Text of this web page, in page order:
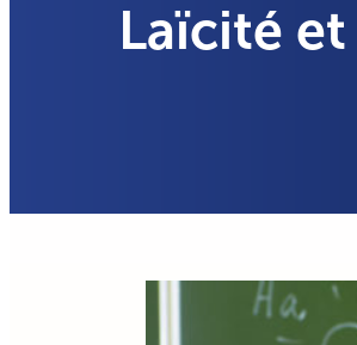
Laïcité